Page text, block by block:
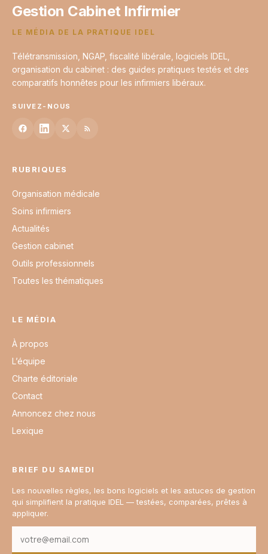
Gestion Cabinet Infirmier
LE MÉDIA DE LA PRATIQUE IDEL
Télétransmission, NGAP, fiscalité libérale, logiciels IDEL,
organisation du cabinet : des guides pratiques testés et des
comparatifs honnêtes pour les infirmiers libéraux.
SUIVEZ-NOUS
RUBRIQUES
Organisation médicale
Soins infirmiers
Actualités
Gestion cabinet
Outils professionnels
Toutes les thématiques
LE MÉDIA
À propos
L’équipe
Charte éditoriale
Contact
Annoncez chez nous
Lexique
BRIEF DU SAMEDI
Les nouvelles règles, les bons logiciels et les astuces de gestion
qui simplifient la pratique IDEL — testées, comparées, prêtes à
appliquer.